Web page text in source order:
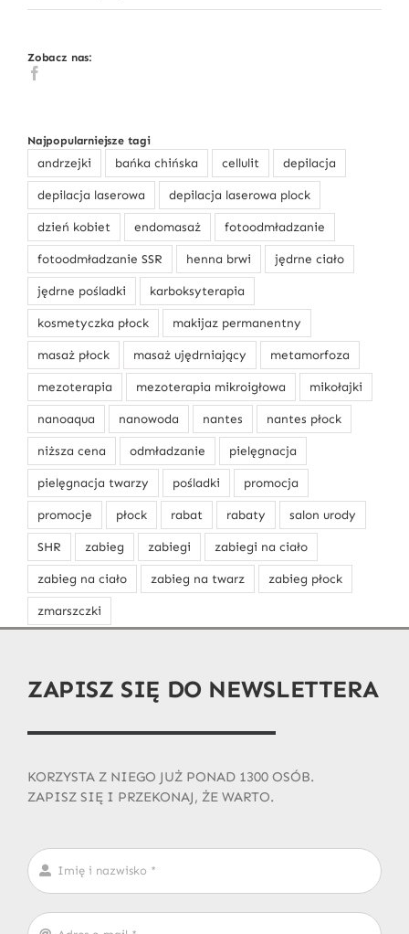
Zobacz nas:
Najpopularniejsze tagi
andrzejki bańka chińska cellulit depilacja
depilacja laserowa depilacja laserowa plock
dzień kobiet endomasaż fotoodmładzanie
fotoodmładzanie SSR henna brwi jędrne ciało
jędrne pośladki karboksyterapia
kosmetyczka płock makijaz permanentny
masaż płock masaż ujędrniający metamorfoza
mezoterapia mezoterapia mikroigłowa mikołajki
nanoaqua nanowoda nantes nantes płock
niższa cena odmładzanie pielęgnacja
pielęgnacja twarzy pośladki promocja
promocje płock rabat rabaty salon urody
SHR zabieg zabiegi zabiegi na ciało
zabieg na ciało zabieg na twarz zabieg płock
zmarszczki
ZAPISZ SIĘ DO NEWSLETTERA
KORZYSTA Z NIEGO JUŻ PONAD 1300 OSÓB.
ZAPISZ SIĘ I PRZEKONAJ, ŻE WARTO.